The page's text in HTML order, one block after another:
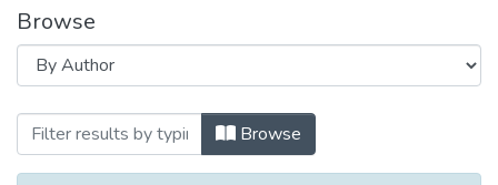
Browse
Browsing Programa de Pós-Graduação
Browse